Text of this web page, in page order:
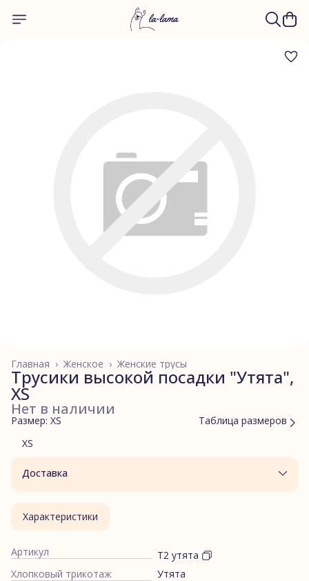
Женские трусы
Женское ›
Главная ›
Трусики высокой посадки "Утята",
XS
Нет в наличии
Размер: XS
Таблица размеров
XS
Доставка
Характеристики
Артикул
Т2 утята
Хлопковый трикотаж
Утята